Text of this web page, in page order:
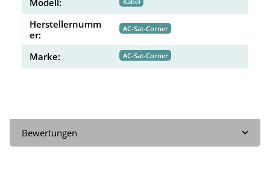
Herstellernumm
er:
AC-Sat-Corner
Marke: AC-Sat-Corner
Bewertungen